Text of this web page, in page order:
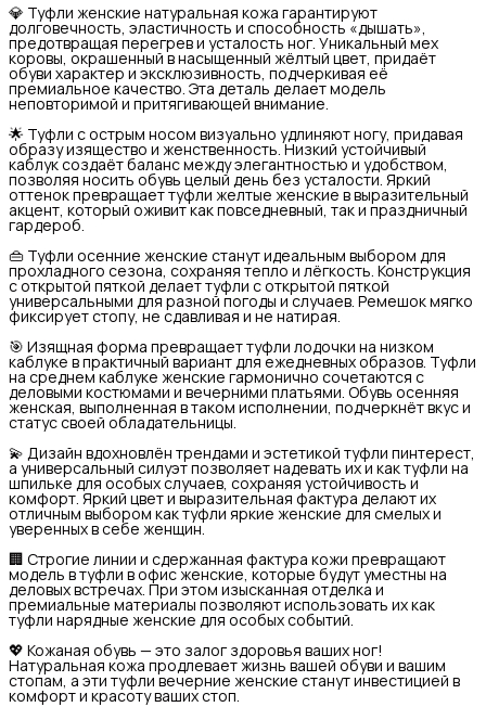
💎 Туфли женские натуральная кожа гарантируют
долговечность, эластичность и способность «дышать»,
предотвращая перегрев и усталость ног. Уникальный мех
коровы, окрашенный в насыщенный жёлтый цвет, придаёт
обуви характер и эксклюзивность, подчеркивая её
премиальное качество. Эта деталь делает модель
неповторимой и притягивающей внимание.
🌟 Туфли с острым носом визуально удлиняют ногу, придавая
образу изящество и женственность. Низкий устойчивый
каблук создаёт баланс между элегантностью и удобством,
позволяя носить обувь целый день без усталости. Яркий
оттенок превращает туфли желтые женские в выразительный
акцент, который оживит как повседневный, так и праздничный
гардероб.
👜 Туфли осенние женские станут идеальным выбором для
прохладного сезона, сохраняя тепло и лёгкость. Конструкция
с открытой пяткой делает туфли с открытой пяткой
универсальными для разной погоды и случаев. Ремешок мягко
фиксирует стопу, не сдавливая и не натирая.
🎯 Изящная форма превращает туфли лодочки на низком
каблуке в практичный вариант для ежедневных образов. Туфли
на среднем каблуке женские гармонично сочетаются с
деловыми костюмами и вечерними платьями. Обувь осенняя
женская, выполненная в таком исполнении, подчеркнёт вкус и
статус своей обладательницы.
💫 Дизайн вдохновлён трендами и эстетикой туфли пинтерест,
а универсальный силуэт позволяет надевать их и как туфли на
шпильке для особых случаев, сохраняя устойчивость и
комфорт. Яркий цвет и выразительная фактура делают их
отличным выбором как туфли яркие женские для смелых и
уверенных в себе женщин.
🏢 Строгие линии и сдержанная фактура кожи превращают
модель в туфли в офис женские, которые будут уместны на
деловых встречах. При этом изысканная отделка и
премиальные материалы позволяют использовать их как
туфли нарядные женские для особых событий.
💖 Кожаная обувь — это залог здоровья ваших ног!
Натуральная кожа продлевает жизнь вашей обуви и вашим
стопам, а эти туфли вечерние женские станут инвестицией в
комфорт и красоту ваших стоп.